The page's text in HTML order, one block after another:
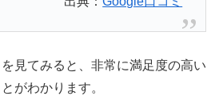
見てみると、非常に満足度の高い
がわかります。